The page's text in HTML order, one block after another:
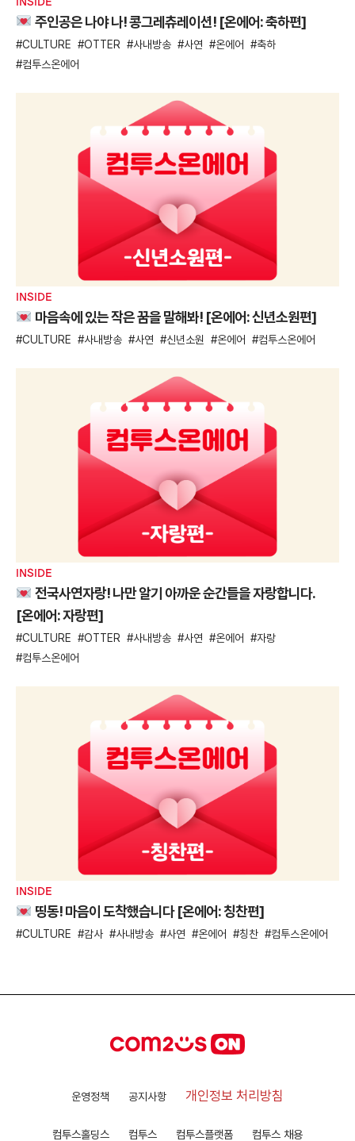
주인공은 나야 나! 콩그레츄레이션! [온에어: 축하편]
CULTURE OTTER 사내방송 사연 온에어
축하
컴투스온에어
INSIDE
마음속에 있는 작은 꿈을 말해봐! [온에어: 신년소원편]
CULTURE 사내방송 사연 신년소원 온에어 컴투스온에어
INSIDE
전국사연자랑! 나만 알기 아까운 순간들을 자랑합니다.
[온에어: 자랑편]
CULTURE OTTER 사내방송 사연 온에어
자랑
컴투스온에어
INSIDE
띵동! 마음이 도착했습니다 [온에어: 칭찬편]
CULTURE 감사 사내방송 사연 온에어 칭찬 컴투스온에어
운영정책 공지사항 개인정보 처리방침
컴투스홀딩스 컴투스 컴투스플랫폼 컴투스 채용